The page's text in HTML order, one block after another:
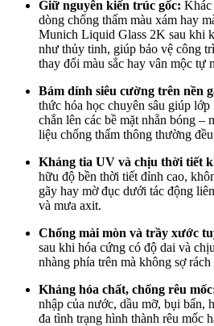
Giữ nguyên kiến trúc gốc: Khác
dòng chống thấm màu xám hay
Munich Liquid Glass 2K sau khi
như thủy tinh, giúp bảo vệ công
thay đổi màu sắc hay vân mộc tự
Bám dính siêu cường trên nền
thức hóa học chuyên sâu giúp
chắn lên các bề mặt nhẵn bóng –
liệu chống thấm thông thường
Kháng tia UV và chịu thời tiết
hữu độ bền thời tiết đỉnh cao,
gãy hay mờ đục dưới tác động
và mưa axit.
Chống mài mòn và trầy xước
sau khi hóa cứng có độ dai và
nhàng phía trên mà không sợ
Kháng hóa chất, chống rêu
nhập của nước, dầu mỡ, bụi bẩn,
đa tình trạng hình thành rêu mốc